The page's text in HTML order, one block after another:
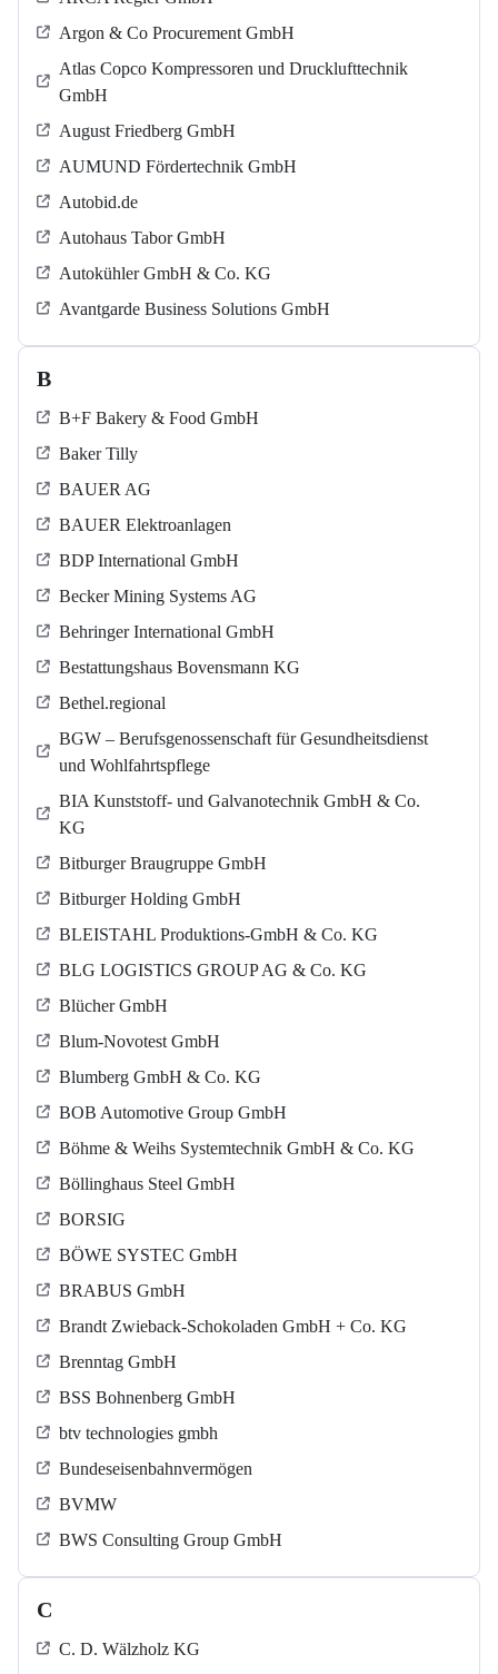
Argon & Co Procurement GmbH
Atlas Copco Kompressoren und Drucklufttechnik
GmbH
August Friedberg GmbH
AUMUND Fördertechnik GmbH
Autobid.de
Autohaus Tabor GmbH
Autokühler GmbH & Co. KG
Avantgarde Business Solutions GmbH
B
B+F Bakery & Food GmbH
Baker Tilly
BAUER AG
BAUER Elektroanlagen
BDP International GmbH
Becker Mining Systems AG
Behringer International GmbH
Bestattungshaus Bovensmann KG
Bethel.regional
BGW – Berufsgenossenschaft für Gesundheitsdienst
und Wohlfahrtspflege
BIA Kunststoff- und Galvanotechnik GmbH & Co.
KG
Bitburger Braugruppe GmbH
Bitburger Holding GmbH
BLEISTAHL Produktions-GmbH & Co. KG
BLG LOGISTICS GROUP AG & Co. KG
Blücher GmbH
Blum-Novotest GmbH
Blumberg GmbH & Co. KG
BOB Automotive Group GmbH
Böhme & Weihs Systemtechnik GmbH & Co. KG
Böllinghaus Steel GmbH
BORSIG
BÖWE SYSTEC GmbH
BRABUS GmbH
Brandt Zwieback-Schokoladen GmbH + Co. KG
Brenntag GmbH
BSS Bohnenberg GmbH
btv technologies gmbh
Bundeseisenbahnvermögen
BVMW
BWS Consulting Group GmbH
C
C. D. Wälzholz KG